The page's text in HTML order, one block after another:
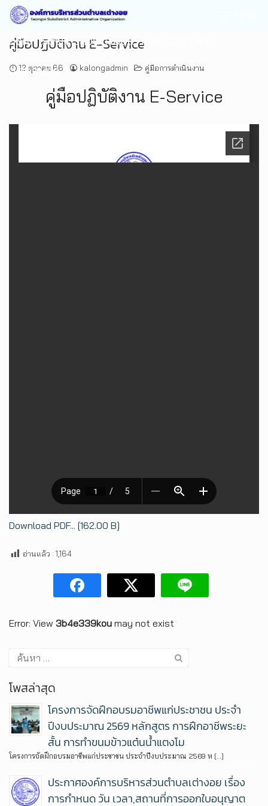
องค์การบริหารส่วนตำบลเต่างอย อ.เต่างอย
จ.สกลนคร
คู่มือปฏิบัติงาน E-Service
12 ตุลาคม 66 kalongadmin คู่มือการดำเนินงาน
คู่มือปฏิบัติงาน E-Service
Download PDF... [162.00 B]
อ่านแล้ว : 1,164
Error: View 3b4e339kou may not exist
โพสล่าสุด
โครงการจัดฝึกอบรมอาชีพแก่ประชาชน ประจำ
ปีงบประมาณ 2569 หลักสูตร การฝึกอาชีพระยะ
สั้น การทำขนมข้าวแต๋นน้ำแตงโม
โครงการจัดฝึกอบรมอาชีพแก่ประชาชน ประจำปีงบประมาณ 2569 ห […]
ประกาศองค์การบริหารส่วนตำบลเต่างอย เรื่อง
การกำหนด วัน เวลา,สถานที่การออกใบอนุญาต